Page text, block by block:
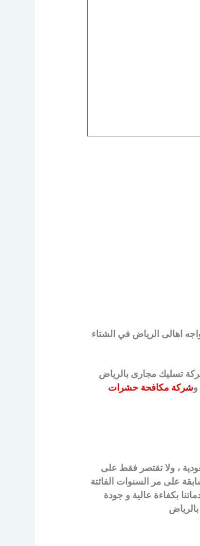
اهالى الرياض في الشتاء
تسليك مجارى بالرياض
شركة مكافحة حشرات
، ولا تقتصر فقط على
على مر السنوات الفائتة
بكفاءة عالية و جودة